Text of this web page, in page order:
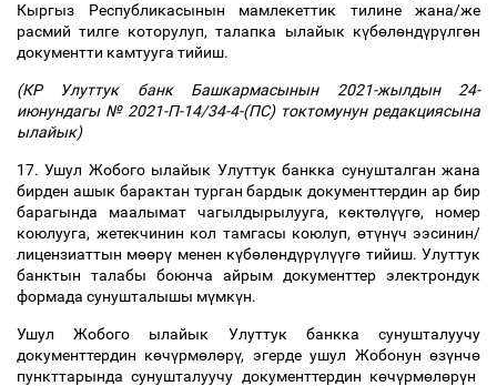
Кыргыз Республикасынын мамлекеттик тилине жана/же
расмий тилге которулуп, талапка ылайык күбөлөндүрүлгөн
документти камтууга тийиш.
(КР Улуттук банк Башкармасынын 2021-жылдын 24-
июнундагы № 2021-П-14/34-4-(ПС) токтомунун редакциясына
ылайык)
17. Ушул Жобого ылайык Улуттук банкка сунушталган жана
бирден ашык барактан турган бардык документтердин ар бир
барагында маалымат чагылдырылууга, көктөлүүгө, номер
коюлууга, жетекчинин кол тамгасы коюлуп, өтүнүч ээсинин/
лицензиаттын мөөрү менен күбөлөндүрүлүүгө тийиш. Улуттук
банктын талабы боюнча айрым документтер электрондук
формада сунушталышы мүмкүн.
Ушул Жобого ылайык Улуттук банкка сунушталуучу
документтердин көчүрмөлөрү, эгерде ушул Жобонунөзүнчө
пункттарында сунушталуучу документтердин көчүрмөлөрүн